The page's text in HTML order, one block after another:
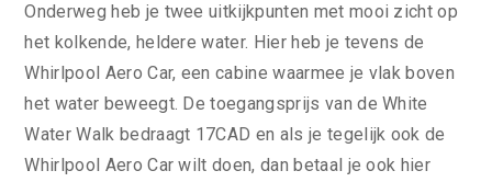
Onderweg heb je twee uitkijkpunten met mooi zicht op
het kolkende, heldere water. Hier heb je tevens de
Whirlpool Aero Car, een cabine waarmee je vlak boven
het water beweegt. De toegangsprijs van de White
Water Walk bedraagt 17CAD en als je tegelijk ook de
Whirlpool Aero Car wilt doen, dan betaal je ook hier